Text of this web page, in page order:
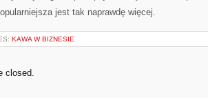
jest tak naprawdę więcej.
KAWA W BIZNESIE
closed.